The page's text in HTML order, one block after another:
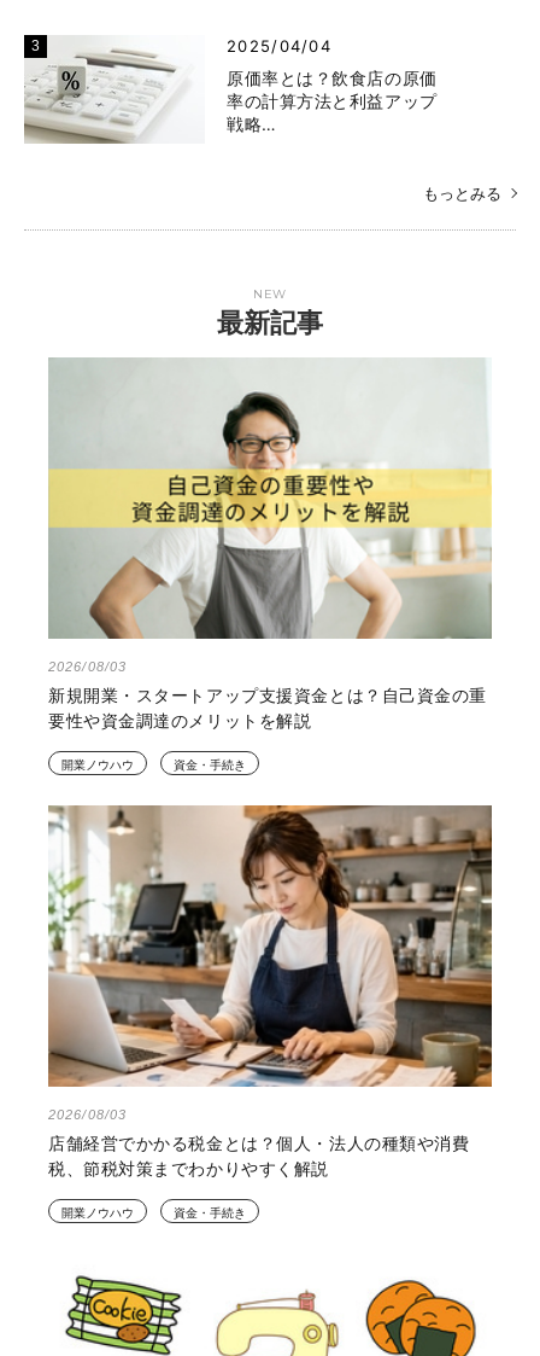
2025/04/04
原価率とは？飲食店の原価
率の計算方法と利益アップ
戦略…
もっとみる
NEW
最新記事
2026/08/03
新規開業・スタートアップ支援資金とは？自己資金の重
要性や資金調達のメリットを解説
開業ノウハウ 資金・手続き
2026/08/03
店舗経営でかかる税金とは？個人・法人の種類や消費
税、節税対策までわかりやすく解説
開業ノウハウ 資金・手続き